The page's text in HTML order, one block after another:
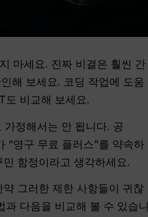
마세요. 진짜 비결은 훨씬 간
해 보세요. 코딩 작업에 도움
도 비교해 보세요.
정해서는 안 됩니다. 공
“영구 무료 플러스”를 약속하
함정이라고 생각하세요.
그러한 제한 사항들이 귀찮
다음을 비교해 볼 수 있습니